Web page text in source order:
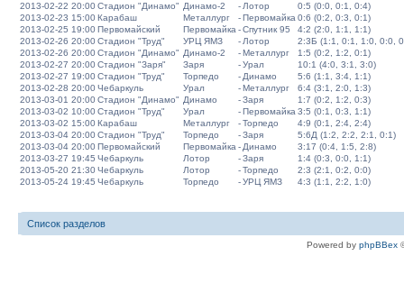
2013-02-22 20:00Стадион "Динамо" Динамо-2 - Лотор
0:5 (0:0, 0:1, 0:4)
2013-02-23 15:00Карабаш Металлург -Первомайка 0:6 (0:2, 0:3, 0:1)
2013-02-25 19:00Первомайский Первомайка -Спутник 95
4:2 (2:0, 1:1, 1:1)
2013-02-26 20:00Стадион "Труд" УРЦ ЯМЗ - Лотор
2:3Б (1:1, 0:1, 1:0, 0:0,
2013-02-26 20:00Стадион "Динамо" Динамо-2 -Металлург
1:5 (0:2, 1:2, 0:1)
2013-02-27 20:00Стадион "Заря" Заря -Урал
10:1 (4:0, 3:1, 3:0)
2013-02-27 19:00Стадион "Труд" Торпедо - Динамо
5:6 (1:1, 3:4, 1:1)
2013-02-28 20:00Чебаркуль Урал -Металлург
6:4 (3:1, 2:0, 1:3)
2013-03-01 20:00Стадион "Динамо" Динамо -Заря
1:7 (0:2, 1:2, 0:3)
2013-03-02 10:00Стадион "Труд" Урал -Первомайка 3:5 (0:1, 0:3, 1:1)
2013-03-02 15:00Карабаш Металлург -Торпедо
4:9 (0:1, 2:4, 2:4)
2013-03-04 20:00Стадион "Труд" Торпедо -Заря
5:6Д (1:2, 2:2, 2:1, 0:1)
2013-03-04 20:00Первомайский Первомайка - Динамо
3:17 (0:4, 1:5, 2:8)
2013-03-27 19:45 Чебаркуль Лотор -Заря
1:4 (0:3, 0:0, 1:1)
2013-05-20 21:30Чебаркуль Лотор -Торпедо
2:3 (2:1, 0:2, 0:0)
2013-05-24 19:45 Чебаркуль Торпедо -УРЦ ЯМЗ 4:3 (1:1, 2:2, 1:0)
Список разделов
Powered by phpBBex